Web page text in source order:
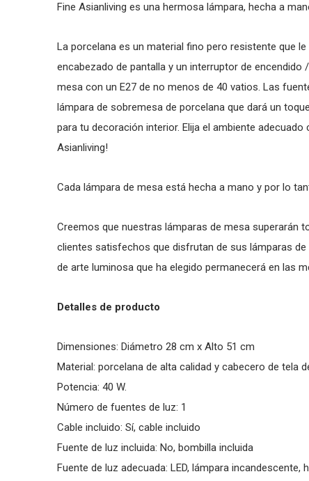
Fine Asianliving es una hermosa lámpara, hecha a
La porcelana es un material fino pero resistente que
encabezado de pantalla y un interruptor de
mesa con un E27 de no menos de 40 vatios. Las
lámpara de sobremesa de porcelana que dará un
para tu decoración interior. Elija el ambiente
Asianliving!
Cada lámpara de mesa está hecha a mano y por lo
Creemos que nuestras lámparas de mesa superarán
clientes satisfechos que disfrutan de sus lámparas
de arte luminosa que ha elegido permanecerá en las
Detalles de producto
Dimensiones: Diámetro 28 cm x Alto 51 cm
Material: porcelana de alta calidad y cabecero de tela
Potencia: 40 W.
Número de fuentes de luz: 1
Cable incluido: Sí­, cable incluido
Fuente de luz incluida: No, bombilla incluida
Fuente de luz adecuada: LED, lámpara incandescente,